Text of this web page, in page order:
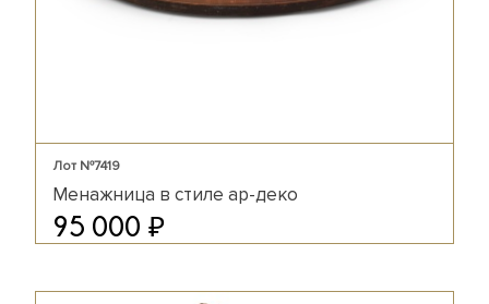
Лот №7419
Менажница в стиле ар-деко
95 000 ₽